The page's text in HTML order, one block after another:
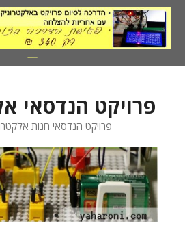
לדלג
לתוכן
פרויקט הנדסאי
פרויקט הנדסאי חנות